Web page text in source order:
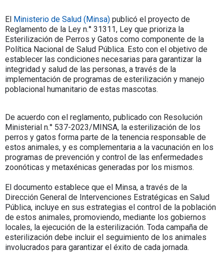
El Ministerio de Salud (Minsa) publicó el proyecto de
Reglamento de la Ley n.° 31311, Ley que prioriza la
Esterilización de Perros y Gatos como componente de la
Política Nacional de Salud Pública. Esto con el objetivo de
establecer las condiciones necesarias para garantizar la
integridad y salud de las personas, a través de la
implementación de programas de esterilización y manejo
poblacional humanitario de estas mascotas.
De acuerdo con el reglamento, publicado con Resolución
Ministerial n.° 537-2023/MINSA, la esterilización de los
perros y gatos forma parte de la tenencia responsable de
estos animales, y es complementaria a la vacunación en los
programas de prevención y control de las enfermedades
zoonóticas y metaxénicas generadas por los mismos.
El documento establece que el Minsa, a través de la
Dirección General de Intervenciones Estratégicas en Salud
Pública, incluye en sus estrategias el control de la población
de estos animales, promoviendo, mediante los gobiernos
locales, la ejecución de la esterilización. Toda campaña de
esterilización debe incluir el seguimiento de los animales
involucrados para garantizar el éxito de cada jornada.